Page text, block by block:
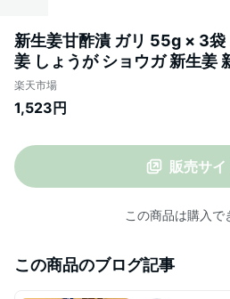
新生姜甘酢漬 ガリ 55g × 3袋
姜 しょうが ショウガ 新生姜
しょうが 甘酢漬 酢しょうが
漬け
楽天市場
1,523円
販売サ
この商品は購入で
この商品のブログ記事